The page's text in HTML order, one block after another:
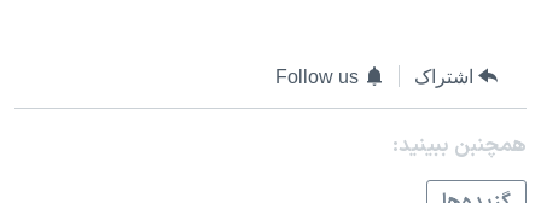
چهل سال گروگان‌گیری
اعتراضات مردمی آبان ۹۸
اشتراک Follow us
همچنبن ببینید: